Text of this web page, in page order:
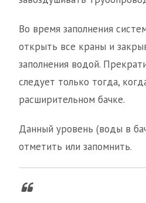
Во время заполнения
открыть все краны и
заполнения водой.
следует только тогда,
расширительном бачке.
Данный уровень (воды в
отметить или запомнить.